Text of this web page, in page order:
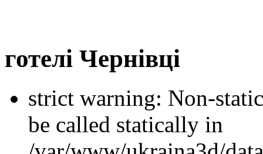
готелі Чернівці
strict warning: Non-
be called statically in